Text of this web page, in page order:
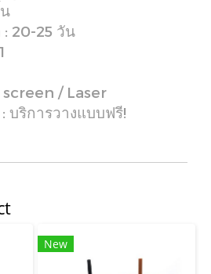
: 20-25 วัน
/ Laser
บริการวางแบบฟรี!
New